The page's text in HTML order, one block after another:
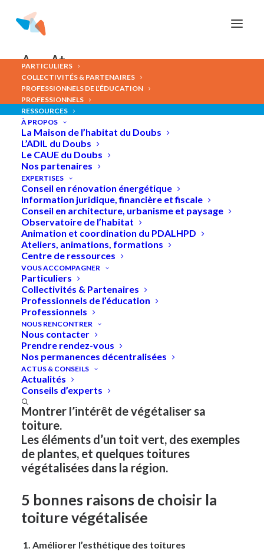
PARTICULIERS
COLLECTIVITÉS & PARTENAIRES
PROFESSIONNELS DE L’ÉDUCATION
PROFESSIONNELS
RESSOURCES
À PROPOS
La Maison de l’habitat du Doubs
L’ADIL du Doubs
Le CAUE du Doubs
Nos partenaires
EXPERTISES
Conseil en rénovation énergétique
Information juridique, financière et fiscale
Conseil en architecture, urbanisme et paysage
Observatoire de l’habitat
Animation et coordination du PDALHPD
Ateliers, animations, formations
Centre de ressources
VOUS ACCOMPAGNER
Particuliers
Collectivités & Partenaires
Professionnels de l’éducation
Professionnels
NOUS RENCONTRER
Nous contacter
Prendre rendez-vous
Nos permanences décentralisées
ACTUS & CONSEILS
Actualités
Conseils d’experts
A- A+
Toitures végétalisées
Accueil »
"Toitures végétalisées" -
Exposition itinérante
Montrer l’intérêt de végétaliser sa
toiture.
Les éléments d’un toit vert, des exemples
de plantes, et quelques toitures
végétalisées dans la région.
5 bonnes raisons de choisir la
toiture végétalisée
1. Améliorer l’esthétique des toitures